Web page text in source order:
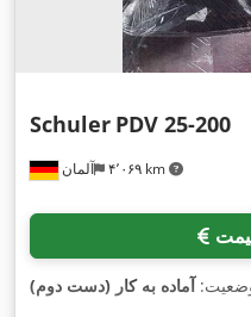
آلمان ۴٬۰۶۹ km
Schuler PDV 25-200
آماده به کار (دست دوم)